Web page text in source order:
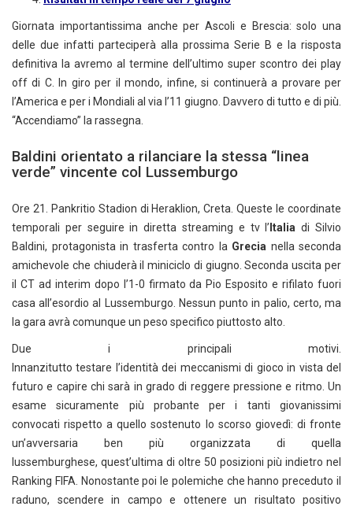
Giornata importantissima anche per Ascoli e Brescia: solo una
delle due infatti parteciperà alla prossima Serie B e la risposta
definitiva la avremo al termine dell’ultimo super scontro dei play
off di C. In giro per il mondo, infine, si continuerà a provare per
l’America e per i Mondiali al via l’11 giugno. Davvero di tutto e di più.
“Accendiamo” la rassegna.
Baldini orientato a rilanciare la stessa “linea
verde” vincente col Lussemburgo
Ore 21. Pankritio Stadion di Heraklion, Creta. Queste le coordinate
temporali per seguire in diretta streaming e tv l’ Italia di Silvio
Baldini, protagonista in trasferta contro la Grecia nella seconda
amichevole che chiuderà il miniciclo di giugno. Seconda uscita per
il CT ad interim dopo l’1-0 firmato da Pio Esposito e rifilato fuori
casa all’esordio al Lussemburgo. Nessun punto in palio, certo, ma
la gara avrà comunque un peso specifico piuttosto alto.
Due i principali motivi.
Innanzitutto testare l’identità dei meccanismi di gioco in vista del
futuro e capire chi sarà in grado di reggere pressione e ritmo. Un
esame sicuramente più probante per i tanti giovanissimi
convocati rispetto a quello sostenuto lo scorso giovedì: di fronte
un’avversaria ben più organizzata di quella
lussemburghese, quest’ultima di oltre 50 posizioni più indietro nel
Ranking FIFA. Nonostante poi le polemiche che hanno preceduto il
raduno, scendere in campo e ottenere un risultato positivo